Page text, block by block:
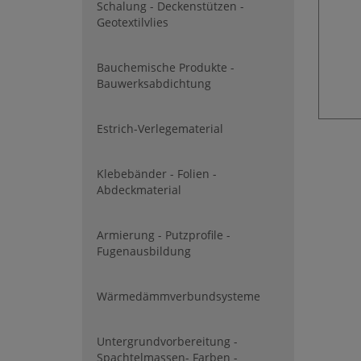
Schalung - Deckenstützen -
Geotextilvlies
Bauchemische Produkte -
Bauwerksabdichtung
Estrich-Verlegematerial
Klebebänder - Folien -
Abdeckmaterial
Armierung - Putzprofile -
Fugenausbildung
Wärmedämmverbundsysteme
Untergrundvorbereitung -
Spachtelmassen- Farben -